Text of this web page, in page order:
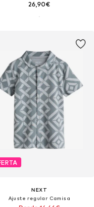
26,90€
NEXT
Ajuste regular Camisa